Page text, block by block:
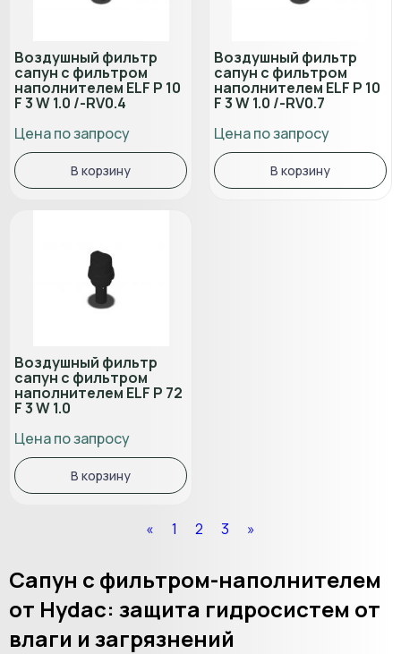
Воздушный фильтр
сапун с фильтром
наполнителем ELF P 10
F 3 W 1.0 /-RV0.4
Цена по запросу
В корзину
Воздушный фильтр
сапун с фильтром
наполнителем ELF P 10
F 3 W 1.0 /-RV0.7
Цена по запросу
В корзину
Воздушный фильтр
сапун с фильтром
наполнителем ELF P 72
F 3 W 1.0
Цена по запросу
В корзину
« 1 2 3 »
Сапун с фильтром-наполнителем
от Hydac: защита гидросистем от
влаги и загрязнений